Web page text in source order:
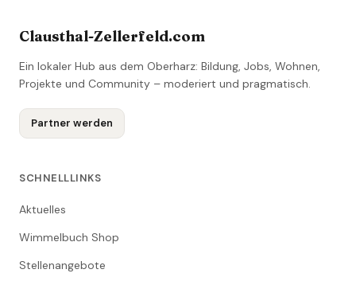
Clausthal-Zellerfeld.com
Ein lokaler Hub aus dem Oberharz: Bildung, Jobs, Wohnen,
Projekte und Community – moderiert und pragmatisch.
Partner werden
SCHNELLLINKS
Aktuelles
Wimmelbuch Shop
Stellenangebote